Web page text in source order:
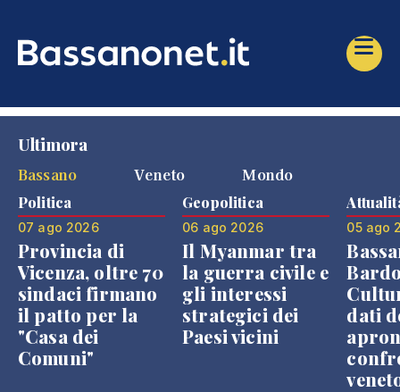
Ultimora
Bassano
Veneto Mondo
Politica
07 ago 2026
Provincia di
Vicenza, oltre 70
sindaci firmano
il patto per la
"Casa dei
Comuni"
Geopolitica
06 ago 2026
Il Myanmar tra
la guerra civile e
gli interessi
strategici dei
Paesi vicini
05 ago
dati